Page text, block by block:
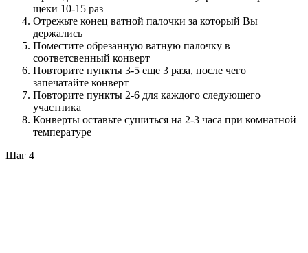
щеки 10-15 раз
Отрежьте конец ватной палочки за который Вы
держались
Поместите обрезанную ватную палочку в
соответсвенный конверт
Повторите пункты 3-5 еще 3 раза, после чего
запечатайте конверт
Повторите пункты 2-6 для каждого следующего
участника
Конверты оставьте сушиться на 2-3 часа при комнатной
температуре
Шаг 4